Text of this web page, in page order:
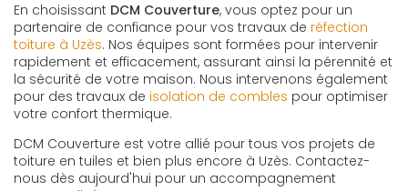
En choisissant DCM Couverture, vous optez pour un
partenaire de confiance pour vos travaux de réfection
toiture à Uzès. Nos équipes sont formées pour intervenir
rapidement et efficacement, assurant ainsi la pérennité et
la sécurité de votre maison. Nous intervenons également
pour des travaux de isolation de combles pour optimiser
votre confort thermique.
DCM Couverture est votre allié pour tous vos projets de
toiture en tuiles et bien plus encore à Uzès. Contactez-
nous dès aujourd'hui pour un accompagnement